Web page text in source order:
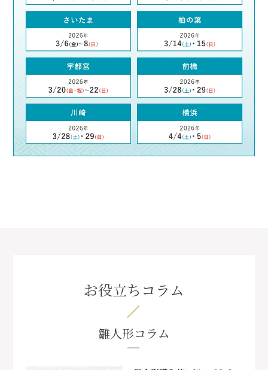
お役立ちコラム
雛人形コラム